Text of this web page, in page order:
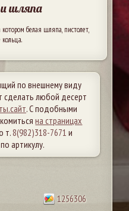
шляпа
белая шляпа, пистолет,
по внешнему виду
сделать любой десерт
. С подобными
на страницах
т.8(982)318-7671 и
артикулу.
1256306